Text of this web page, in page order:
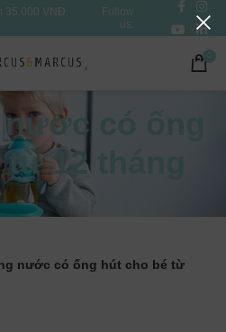
35.000 VNĐ
Follow
us:
có ống
12 tháng
nước có ống hút cho bé từ